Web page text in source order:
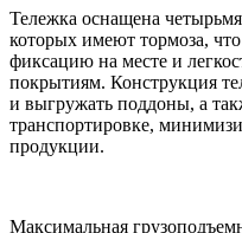
Тележка оснащена
которых имеют тормоза,
фиксацию на месте и
покрытиям. Конструкция
и выгружать поддоны, а
транспортировке,
продукции.
Максимальная